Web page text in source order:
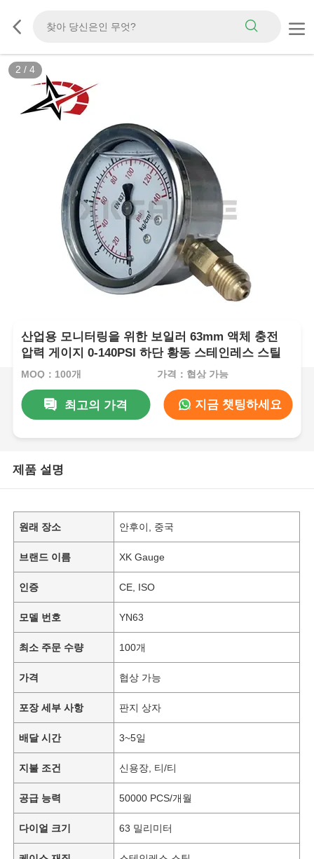
2 / 4
산업용 모니터링을 위한 보일러 63mm 액체 충전
압력 게이지 0-140PSI 하단 황동 스테인레스 스틸
MOQ：100개 가격：협상 가능
최고의 가격 지금 챗팅하세요
제품 설명
원래 장소 안후이, 중국
브랜드 이름 XK Gauge
인증 CE, ISO
모델 번호 YN63
최소 주문 수량 100개
가격 협상 가능
포장 세부 사항 판지 상자
배달 시간 3~5일
지불 조건 신용장, 티/티
공급 능력 50000 PCS/개월
다이얼 크기 63 밀리미터